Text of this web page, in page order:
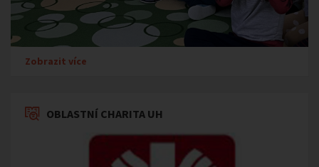
Zobrazit více
OBLASTNÍ CHARITA UH